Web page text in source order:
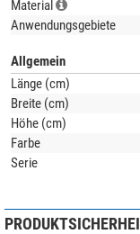
werden auf modernsten
und sind dadurch deutlich
Anwendungsbeispiel(e)
Verbindung mit anderen
Material
Anwendungsgebiete
Allgemein
Länge (cm)
Breite (cm)
Höhe (cm)
Farbe
Serie